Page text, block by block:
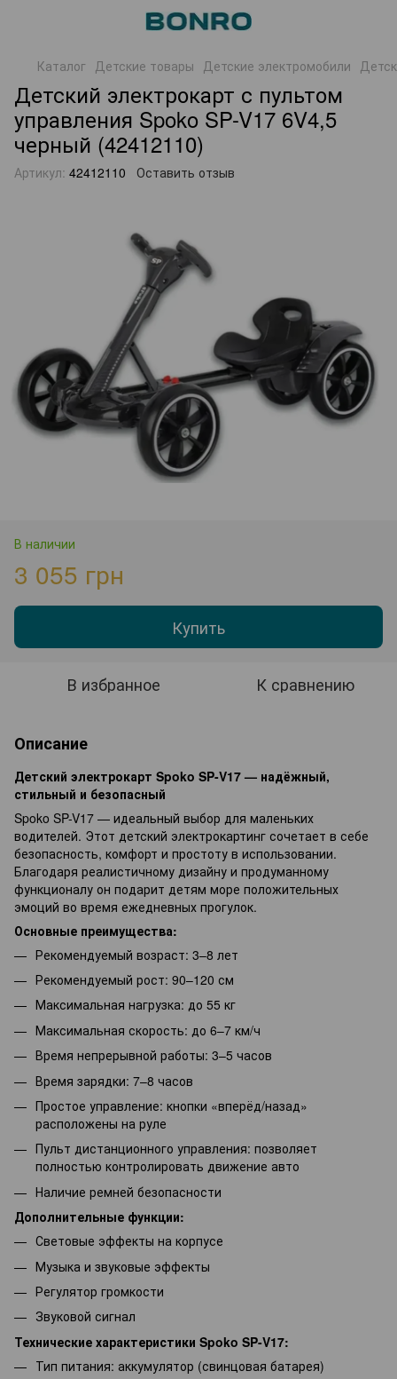
Каталог Детские товары Детские электромобили
Детский электрокарт с пультом
управления Spoko SP-V17 6V4,5
черный (42412110)
Артикул: 42412110 Оставить отзыв
В наличии
3 055 грн
Купить
В избранное К сравнению
Описание
Детский электрокарт Spoko SP-V17 — надёжный,
стильный и безопасный
Spoko SP-V17 — идеальный выбор для маленьких
водителей. Этот детский электрокартинг сочетает в себе
безопасность, комфорт и простоту в использовании.
Благодаря реалистичному дизайну и продуманному
функционалу он подарит детям море положительных
эмоций во время ежедневных прогулок.
Основные преимущества:
Рекомендуемый возраст: 3–8 лет
Рекомендуемый рост: 90–120 см
Максимальная нагрузка: до 55 кг
Максимальная скорость: до 6–7 км/ч
Время непрерывной работы: 3–5 часов
Время зарядки: 7–8 часов
Простое управление: кнопки «вперёд/назад»
расположены на руле
Пульт дистанционного управления: позволяет
полностью контролировать движение авто
Наличие ремней безопасности
Дополнительные функции:
Световые эффекты на корпусе
Музыка и звуковые эффекты
Регулятор громкости
Звуковой сигнал
Технические характеристики Spoko SP-V17:
Тип питания: аккумулятор (свинцовая батарея)